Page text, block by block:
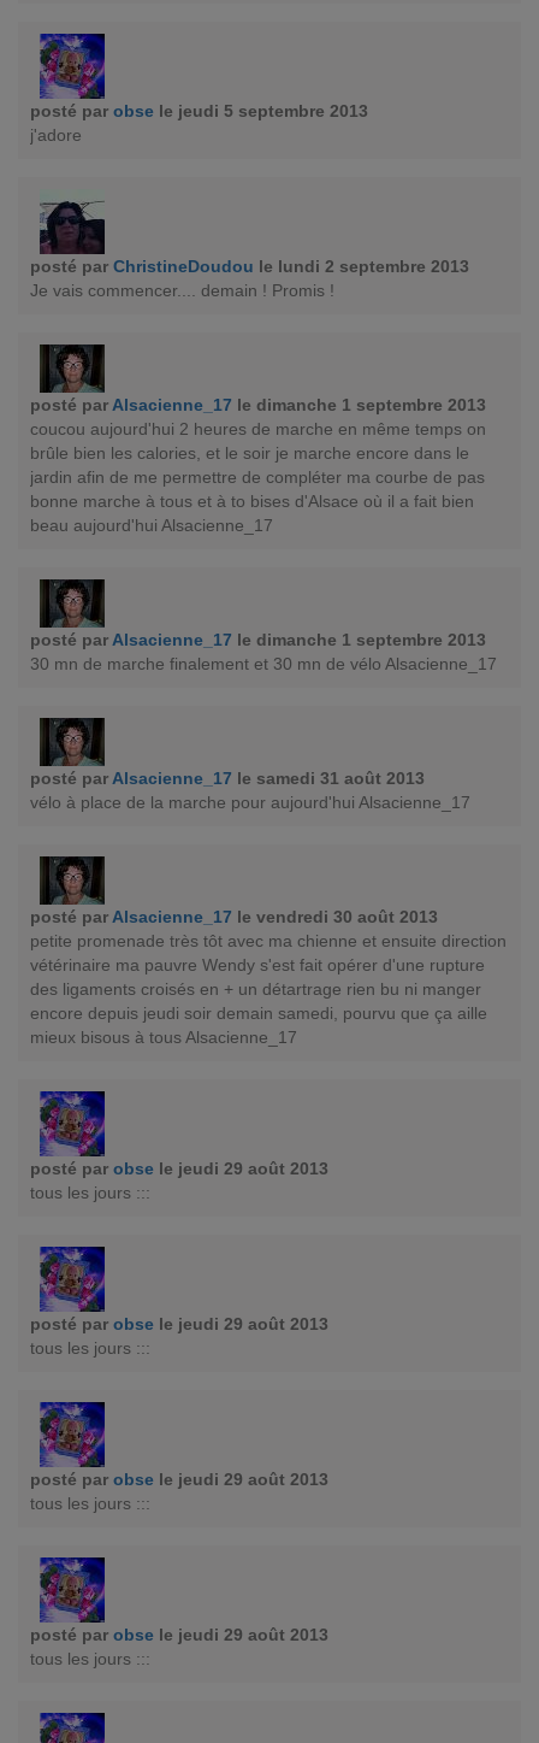
posté par obse le jeudi 5 septembre 2013
j'adore
posté par ChristineDoudou le lundi 2 septembre 2013
Je vais commencer.... demain ! Promis !
posté par Alsacienne_17 le dimanche 1 septembre 2013
coucou aujourd'hui 2 heures de marche en même temps on
brûle bien les calories, et le soir je marche encore dans le
jardin afin de me permettre de compléter ma courbe de pas
bonne marche à tous et à to bises d'Alsace où il a fait bien
beau aujourd'hui Alsacienne_17
posté par Alsacienne_17 le dimanche 1 septembre 2013
30 mn de marche finalement et 30 mn de vélo Alsacienne_17
posté par Alsacienne_17 le samedi 31 août 2013
vélo à place de la marche pour aujourd'hui Alsacienne_17
posté par Alsacienne_17 le vendredi 30 août 2013
petite promenade très tôt avec ma chienne et ensuite direction
vétérinaire ma pauvre Wendy s'est fait opérer d'une rupture
des ligaments croisés en + un détartrage rien bu ni manger
encore depuis jeudi soir demain samedi, pourvu que ça aille
mieux bisous à tous Alsacienne_17
posté par obse le jeudi 29 août 2013
tous les jours :::
posté par obse le jeudi 29 août 2013
tous les jours :::
posté par obse le jeudi 29 août 2013
tous les jours :::
posté par obse le jeudi 29 août 2013
tous les jours :::